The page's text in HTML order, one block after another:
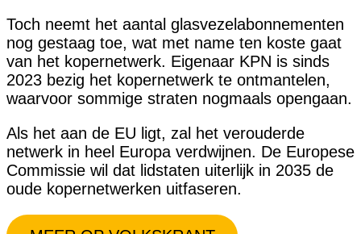
Toch neemt het aantal glasvezelabonnementen
nog gestaag toe, wat met name ten koste gaat
van het kopernetwerk. Eigenaar KPN is sinds
2023 bezig het kopernetwerk te ontmantelen,
waarvoor sommige straten nogmaals opengaan.
Als het aan de EU ligt, zal het verouderde
netwerk in heel Europa verdwijnen. De Europese
Commissie wil dat lidstaten uiterlijk in 2035 de
oude kopernetwerken uitfaseren.